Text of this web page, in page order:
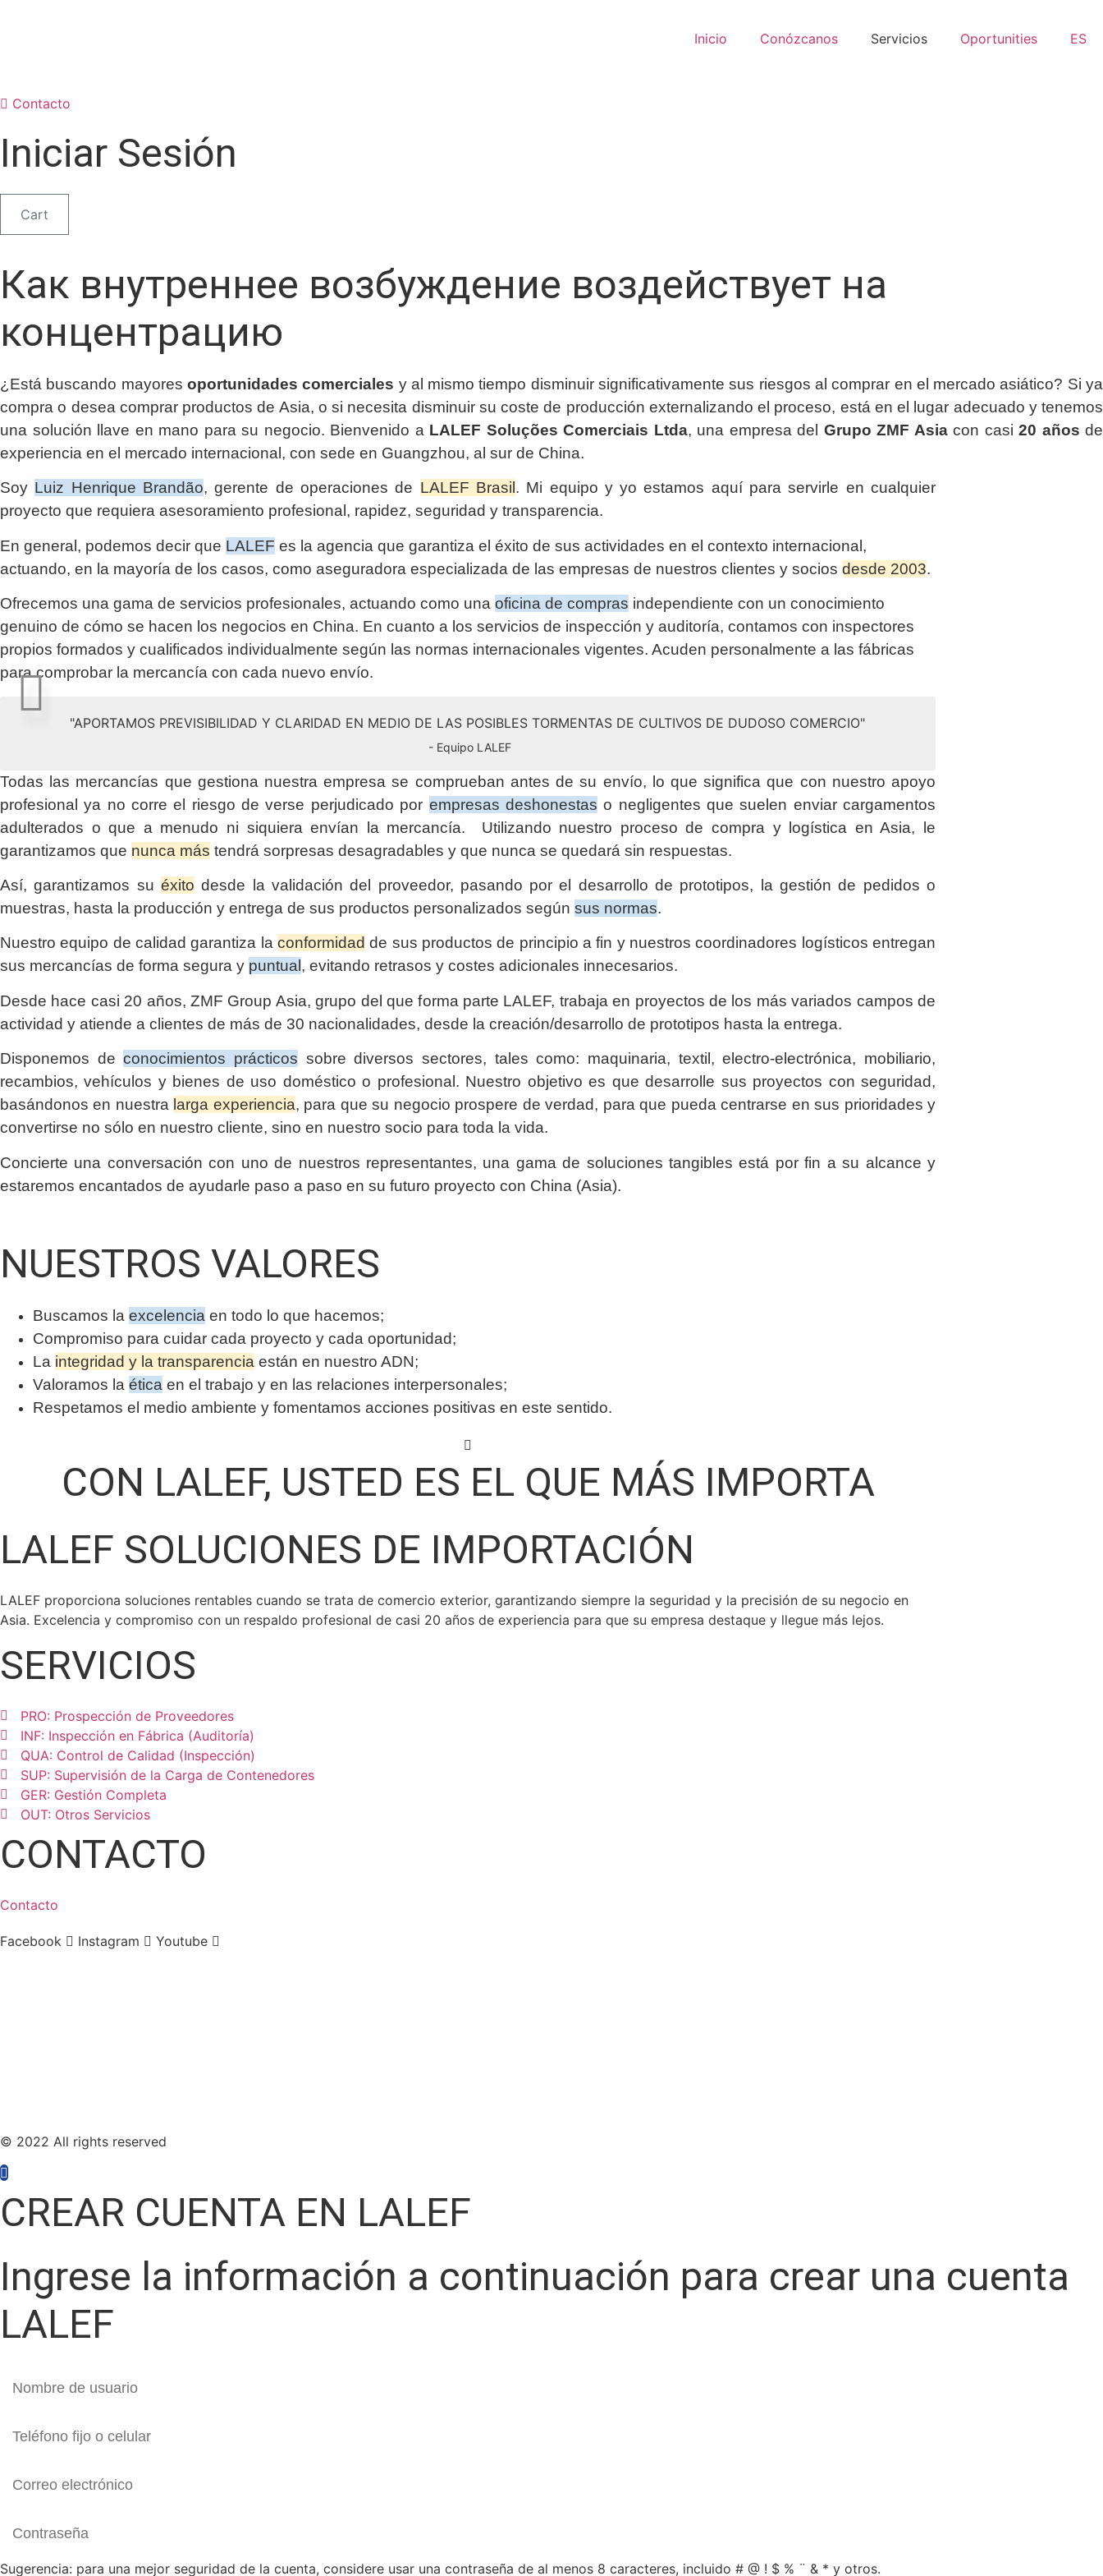
Inicio Conózcanos Servicios Oportunities ES
Contacto
Iniciar Sesión
Cart
Как внутреннее возбуждение воздействует на
концентрацию
¿Está buscando mayores oportunidades comerciales y al mismo tiempo disminuir significativamente sus riesgos al comprar en el mercado asiático? Si ya
compra o desea comprar productos de Asia, o si necesita disminuir su coste de producción externalizando el proceso, está en el lugar adecuado y tenemos
una solución llave en mano para su negocio. Bienvenido a LALEF Soluções Comerciais Ltda, una empresa del Grupo ZMF Asiacon casi 20 años de
experiencia en el mercado internacional, con sede en Guangzhou, al sur de China.
Soy Luiz Henrique Brandão, gerente de operaciones de LALEF Brasil . Mi equipo y yo estamos aquí para servirle en cualquier
proyecto que requiera asesoramiento profesional, rapidez, seguridad y transparencia.
En general, podemos decir que LALEF es la agencia que garantiza el éxito de sus actividades en el contexto internacional,
actuando, en la mayoría de los casos, como aseguradora especializada de las empresas de nuestros clientes y socios desde 2003.
Ofrecemos una gama de servicios profesionales, actuando como una oficina de compras independiente con un conocimiento
genuino de cómo se hacen los negocios en China. En cuanto a los servicios de inspección y auditoría, contamos con inspectores
propios formados y cualificados individualmente según las normas internacionales vigentes. Acuden personalmente a las fábricas
para comprobar la mercancía con cada nuevo envío.
"APORTAMOS PREVISIBILIDAD Y CLARIDAD EN MEDIO DE LAS POSIBLES TORMENTAS DE CULTIVOS DE DUDOSO COMERCIO"
- Equipo LALEF
Todas las mercancías que gestiona nuestra empresa se comprueban antes de su envío, lo que significa que con nuestro apoyo
profesional ya no corre el riesgo de verse perjudicado por empresas deshonestas o negligentes que suelen enviar cargamentos
adulterados o que a menudo ni siquiera envían la mercancía. Utilizando nuestro proceso de compra y logística en Asia, le
garantizamos que nunca más tendrá sorpresas desagradables y que nunca se quedará sin respuestas.
Así, garantizamos su éxito desde la validación del proveedor, pasando por el desarrollo de prototipos, la gestión de pedidos o
muestras, hasta la producción y entrega de sus productos personalizados según sus normas.
Nuestro equipo de calidad garantiza la conformidad de sus productos de principio a fin y nuestros coordinadores logísticos entregan
sus mercancías de forma segura y puntual , evitando retrasos y costes adicionales innecesarios.
Desde hace casi 20 años, ZMF Group Asia, grupo del que forma parte LALEF, trabaja en proyectos de los más variados campos de
actividad y atiende a clientes de más de 30 nacionalidades, desde la creación/desarrollo de prototipos hasta la entrega.
Disponemos deconocimientos prácticos sobre diversos sectores, tales como: maquinaria, textil, electro-electrónica, mobiliario,
recambios, vehículos y bienes de uso doméstico o profesional. Nuestro objetivo es que desarrolle sus proyectos con seguridad,
basándonos en nuestra larga experiencia, para que su negocio prospere de verdad, para que pueda centrarse en sus prioridades y
convertirse no sólo en nuestro cliente, sino en nuestro socio para toda la vida.
Concierte una conversación con uno de nuestros representantes, una gama de soluciones tangibles está por fin a su alcance y
estaremos encantados de ayudarle paso a paso en su futuro proyecto con China (Asia).
NUESTROS VALORES
Buscamos la excelencia en todo lo que hacemos;
Compromiso para cuidar cada proyecto y cada oportunidad;
La integridad y la transparencia están en nuestro ADN;
Valoramos la ética en el trabajo y en las relaciones interpersonales;
Respetamos el medio ambiente y fomentamos acciones positivas en este sentido.
CON LALEF, USTED ES EL QUE MÁS IMPORTA
LALEF SOLUCIONES DE IMPORTACIÓN
LALEF proporciona soluciones rentables cuando se trata de comercio exterior, garantizando siempre la seguridad y la precisión de su negocio en
Asia. Excelencia y compromiso con un respaldo profesional de casi 20 años de experiencia para que su empresa destaque y llegue más lejos.
SERVICIOS
PRO: Prospección de Proveedores
INF: Inspección en Fábrica (Auditoría)
QUA: Control de Calidad (Inspección)
SUP: Supervisión de la Carga de Contenedores
GER: Gestión Completa
OUT: Otros Servicios
CONTACTO
Contacto
Facebook Instagram Youtube
© 2022 All rights reserved
CREAR CUENTA EN LALEF
Ingrese la información a continuación para crear una cuenta
LALEF
Sugerencia: para una mejor seguridad de la cuenta, considere usar una contraseña de al menos 8 caracteres, incluido # @ ! $ % ¨ & * y otros.